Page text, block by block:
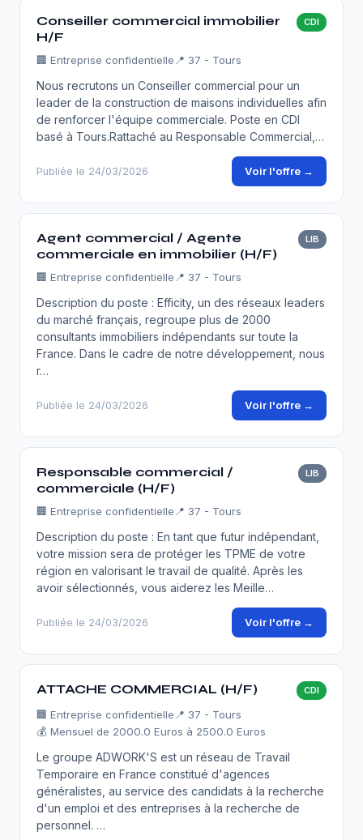
Conseiller commercial immobilier
H/F
CDI
🏢 Entreprise confidentielle 📍 37 - Tours
Nous recrutons un Conseiller commercial pour un
leader de la construction de maisons individuelles afin
de renforcer l'équipe commerciale. Poste en CDI
basé à Tours.Rattaché au Responsable Commercial,…
Publiée le 24/03/2026 Voir l'offre →
Agent commercial / Agente
commerciale en immobilier (H/F)
LIB
🏢 Entreprise confidentielle 📍 37 - Tours
Description du poste : Efficity, un des réseaux leaders
du marché français, regroupe plus de 2000
consultants immobiliers indépendants sur toute la
France. Dans le cadre de notre développement, nous
r…
Publiée le 24/03/2026 Voir l'offre →
Responsable commercial /
commerciale (H/F)
LIB
🏢 Entreprise confidentielle 📍 37 - Tours
Description du poste : En tant que futur indépendant,
votre mission sera de protéger les TPME de votre
région en valorisant le travail de qualité. Après les
avoir sélectionnés, vous aiderez les Meille…
Publiée le 24/03/2026 Voir l'offre →
ATTACHE COMMERCIAL (H/F) CDI
🏢 Entreprise confidentielle 📍 37 - Tours
💰 Mensuel de 2000.0 Euros à 2500.0 Euros
Le groupe ADWORK'S est un réseau de Travail
Temporaire en France constitué d'agences
généralistes, au service des candidats à la recherche
d'un emploi et des entreprises à la recherche de
personnel. …